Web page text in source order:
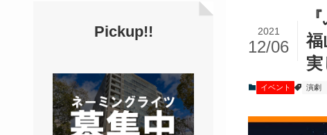
福
実
2021
12/06
イベント 演劇
Pickup!!